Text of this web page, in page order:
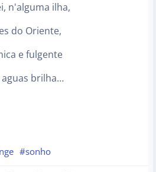
n'alguma ilha,
do Oriente,
e fulgente
aguas brilha…
#sonho